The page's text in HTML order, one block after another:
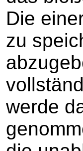
Die
zu
werde